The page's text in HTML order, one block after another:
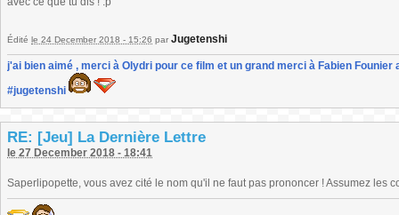
Édité le 24 December 2018 - 15:26 par Jugetenshi
j'ai bien aimé , merci à Olydri pour ce film et un grand merci à Fabien
#jugetenshi
RE: [Jeu] La Dernière Lettre
le 27 December 2018 - 18:41
Saperlipopette, vous avez cité le nom qu'il ne faut pas prononcer ! Assumez les